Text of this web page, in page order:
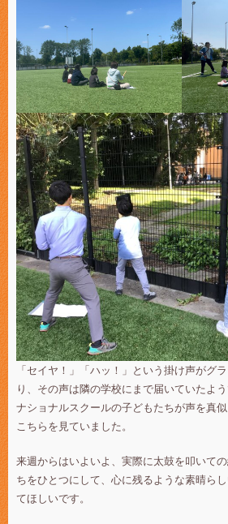
「セイヤ！」「ハッ！」という掛け声がグ
り、その声は隣の学校にまで届いていたよ
ナショナルスクールの子どもたちが声を真
こちらを見ていました。
来週からはいよいよ、実際に太鼓を叩いて
ちをひとつにして、心に残るような素晴ら
てほしいです。